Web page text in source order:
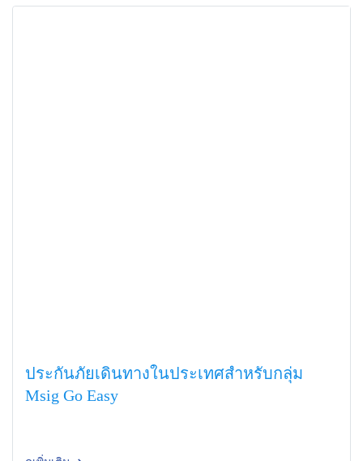
ประกันภัยเดินทางในประเทศสำหรับกลุ่ม
Msig Go Easy